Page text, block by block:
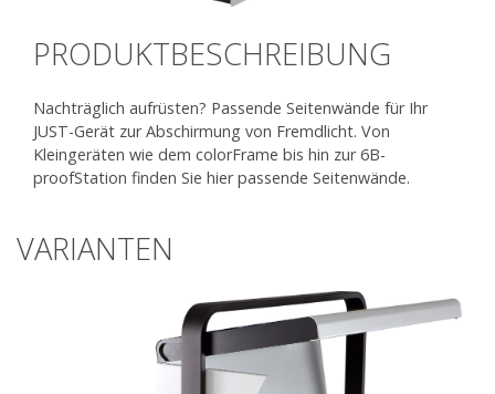
PRODUKTBESCHREIBUNG
Nachträglich aufrüsten? Passende Seitenwände für Ihr
JUST-Gerät zur Abschirmung von Fremdlicht. Von
Kleingeräten wie dem colorFrame bis hin zur 6B-
proofStation finden Sie hier passende Seitenwände.
VARIANTEN